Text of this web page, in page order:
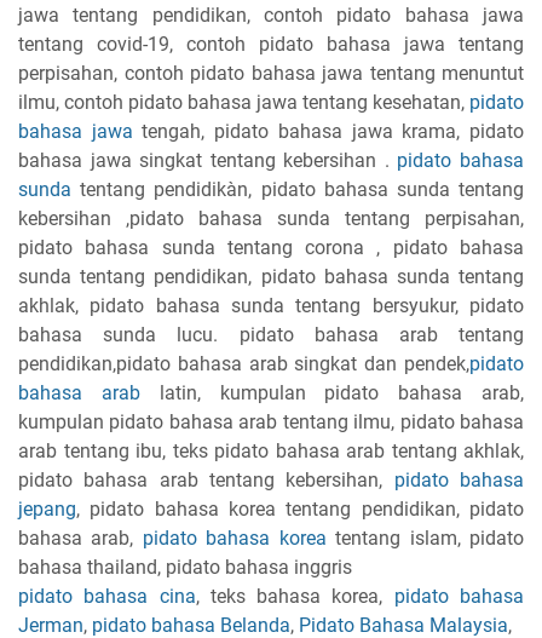
jawa tentang pendidikan, contoh pidato bahasa jawa
tentang covid-19, contoh pidato bahasa jawa tentang
perpisahan, contoh pidato bahasa jawa tentang menuntut
ilmu, contoh pidato bahasa jawa tentang kesehatan, pidato
bahasa jawa tengah, pidato bahasa jawa krama, pidato
bahasa jawa singkat tentang kebersihan . pidato bahasa
sunda tentang pendidikàn, pidato bahasa sunda tentang
kebersihan ,pidato bahasa sunda tentang perpisahan,
pidato bahasa sunda tentang corona , pidato bahasa
sunda tentang pendidikan, pidato bahasa sunda tentang
akhlak, pidato bahasa sunda tentang bersyukur, pidato
bahasa sunda lucu. pidato bahasa arab tentang
pendidikan,pidato bahasa arab singkat dan pendek,pidato
bahasa arablatin, kumpulan pidato bahasa arab,
kumpulan pidato bahasa arab tentang ilmu, pidato bahasa
arab tentang ibu, teks pidato bahasa arab tentang akhlak,
pidato bahasa arab tentang kebersihan, pidato bahasa
jepang, pidato bahasa korea tentang pendidikan, pidato
bahasa arab, pidato bahasa korea tentang islam, pidato
bahasa thailand, pidato bahasa inggris
pidato bahasa cina, teks bahasa korea, pidato bahasa
Jerman, pidato bahasa Belanda, Pidato Bahasa Malaysia,